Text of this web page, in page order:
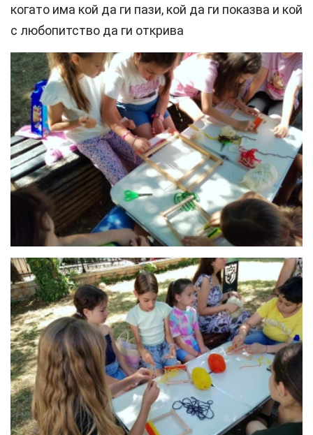
когато има кой да ги пази, кой да ги показва и кой
с любопитство да ги открива